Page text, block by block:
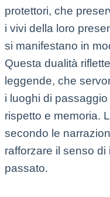
protettori, che
i vivi della loro
si manifestano in
Questa dualità
leggende, che
i luoghi di
rispetto e memoria.
secondo le
rafforzare il senso di
passato.